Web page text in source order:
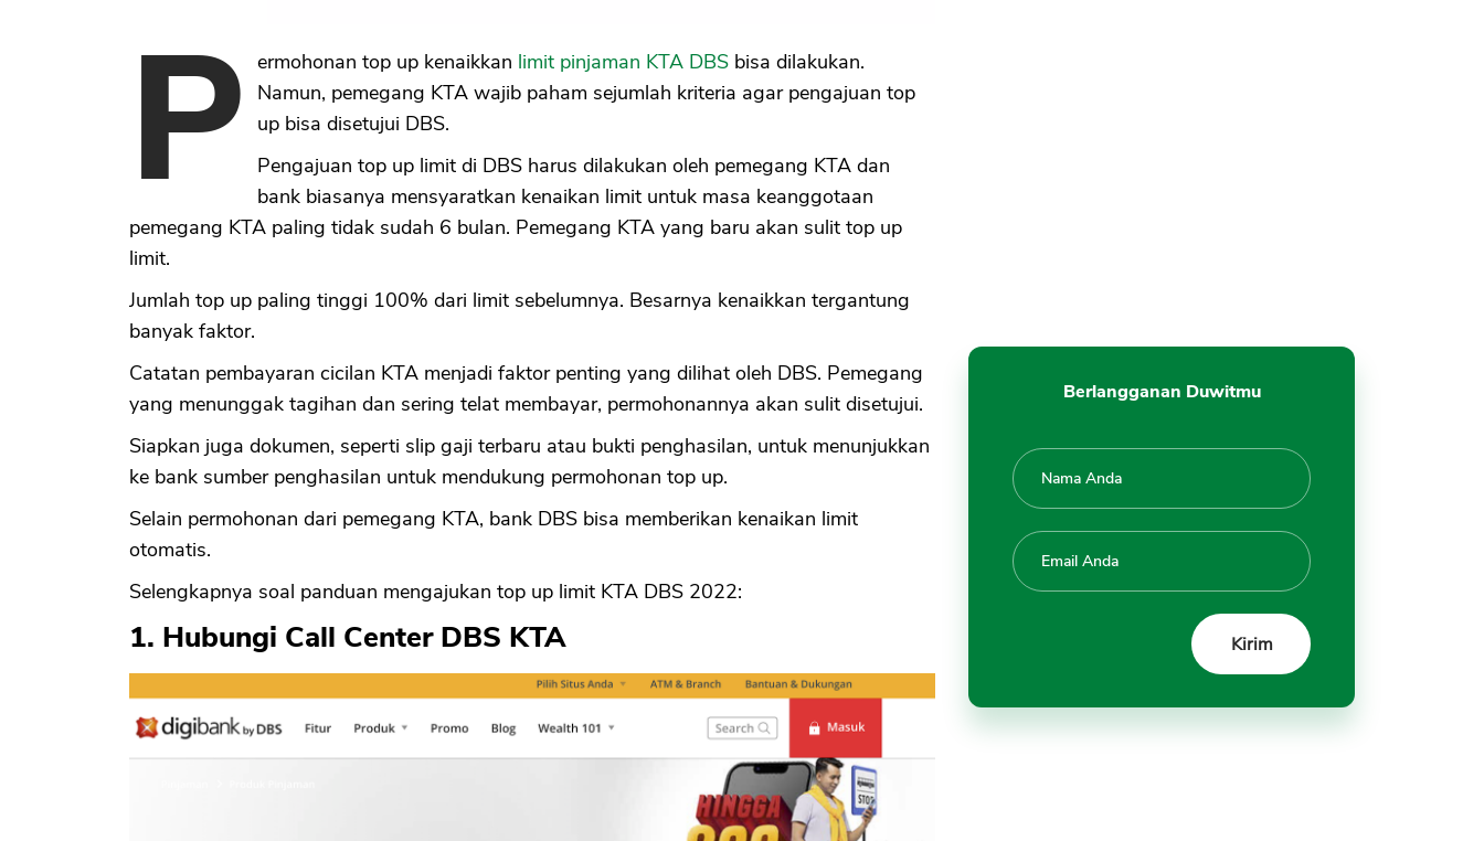
P ermohonan top up kenaikkan limit pinjaman KTA DBS bisa dilakukan.
Namun, pemegang KTA wajib paham sejumlah kriteria agar pengajuan top
up bisa disetujui DBS.
Pengajuan top up limit di DBS harus dilakukan oleh pemegang KTA dan
bank biasanya mensyaratkan kenaikan limit untuk masa keanggotaan
pemegang KTA paling tidak sudah 6 bulan. Pemegang KTA yang baru akan sulit top up
limit.
Jumlah top up paling tinggi 100% dari limit sebelumnya. Besarnya kenaikkan tergantung
banyak faktor.
Catatan pembayaran cicilan KTA menjadi faktor penting yang dilihat oleh DBS. Pemegang
yang menunggak tagihan dan sering telat membayar, permohonannya akan sulit disetujui.
Siapkan juga dokumen, seperti slip gaji terbaru atau bukti penghasilan, untuk menunjukkan
ke bank sumber penghasilan untuk mendukung permohonan top up.
Selain permohonan dari pemegang KTA, bank DBS bisa memberikan kenaikan limit
otomatis.
Selengkapnya soal panduan mengajukan top up limit KTA DBS 2022:
1. Hubungi Call Center DBS KTA
Berlangganan Duwitmu